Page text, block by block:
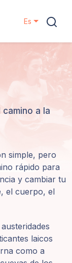
Es
a la
simple, pero
rápido para
y cambiar tu
el cuerpo, el
laicos
como a